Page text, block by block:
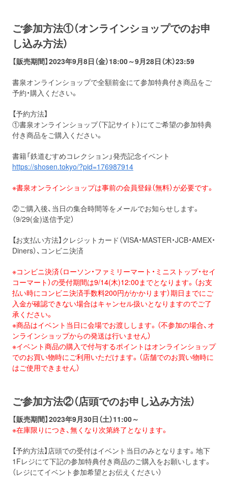
ご参加方法①（オンラインショップでのお申
し込み方法）
【販売期間】2023年9月8日（金）18:00～9月28日（木）23:59
書泉オンラインショップで全額前金にて参加特典付き商品をご
予約・購入ください。
【予約方法】
①書泉オンラインショップ（下記サイト）にてご希望の参加特典
付き商品をご購入ください。
書籍「鉄道むすめコレクション」発売記念イベント
https://shosen.tokyo/?pid=176987914
※書泉オンラインショップは事前の会員登録（無料）が必要です。
②ご購入後、当日の集合時間等をメールでお知らせします。
（9/29(金)送信予定）
【お支払い方法】クレジットカード（VISA・MASTER・JCB・AMEX・
Diners）、コンビニ決済
※コンビニ決済（ローソン・ファミリーマート・ミニストップ・セイ
コーマート）の受付期間は9/14(木)12:00までとなります。（お支
払い時にコンビニ決済手数料200円がかかります）期日までにご
入金が確認できない場合はキャンセル扱いとなりますのでご了
承ください。
※商品はイベント当日に会場でお渡しします。（不参加の場合、オ
ンラインショップからの発送は行いません）
※イベント商品の購入で付与するポイントはオンラインショップ
でのお買い物時にご利用いただけます。（店舗でのお買い物時に
はご使用できません）
ご参加方法②（店頭でのお申し込み方法）
【販売期間】2023年9月30日（土）11:00～
※在庫限りにつき、無くなり次第終了となります。
【予約方法】店頭での受付はイベント当日のみとなります。地下
1Fレジにて下記の参加特典付き商品のご購入をお願いします。
（レジにてイベント参加希望とお伝えください）